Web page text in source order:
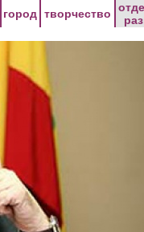
город творчество